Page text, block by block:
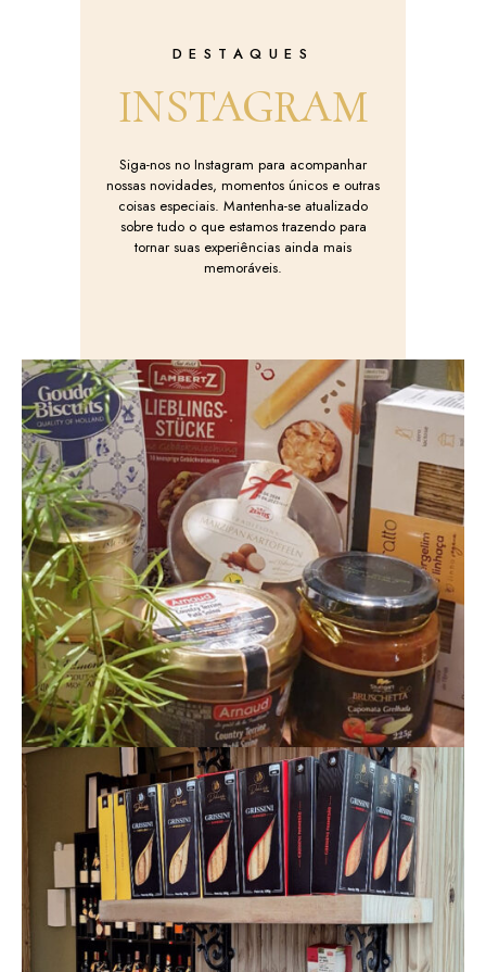
DESTAQUES
INSTAGRAM
Siga-nos no Instagram para acompanhar
nossas novidades, momentos únicos e outras
coisas especiais. Mantenha-se atualizado
sobre tudo o que estamos trazendo para
tornar suas experiências ainda mais
memoráveis.